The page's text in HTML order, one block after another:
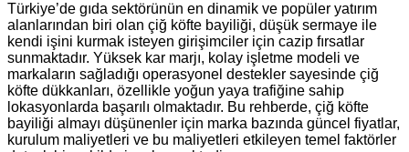
Türkiye’de gıda sektörünün en dinamik ve popüler yatırım
alanlarından biri olan çiğ köfte bayiliği, düşük sermaye ile
kendi işini kurmak isteyen girişimciler için cazip fırsatlar
sunmaktadır. Yüksek kar marjı, kolay işletme modeli ve
markaların sağladığı operasyonel destekler sayesinde çiğ
köfte dükkanları, özellikle yoğun yaya trafiğine sahip
lokasyonlarda başarılı olmaktadır. Bu rehberde, çiğ köfte
bayiliği almayı düşünenler için marka bazında güncel fiyatlar,
kurulum maliyetleri ve bu maliyetleri etkileyen temel faktörler